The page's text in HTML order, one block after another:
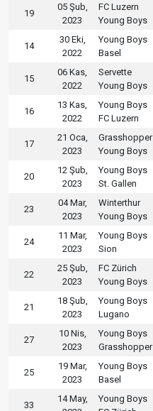
19
05 Şub,
2023
FC Luzern
Young Boys
14
30 Eki,
2022
Young Boys
Basel
15
06 Kas,
2022
Servette
Young Boys
16
13 Kas,
2022
Young Boys
FC Luzern
17
21 Oca,
2023
Grasshopper
Young Boys
20
12 Şub,
2023
Young Boys
St. Gallen
23
04 Mar,
2023
Winterthur
Young Boys
24
11 Mar,
2023
Young Boys
Sion
22
25 Şub,
2023
FC Zürich
Young Boys
21
18 Şub,
2023
Young Boys
Lugano
27
10 Nis,
2023
Young Boys
Grasshopper
25
19 Mar,
2023
Young Boys
Basel
33
14 May,
Young Boys